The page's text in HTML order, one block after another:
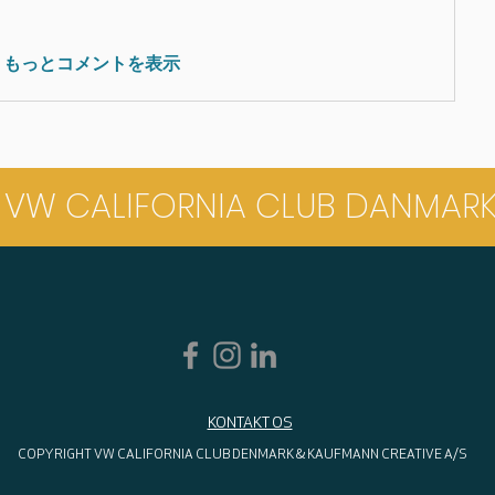
もっとコメントを表示
VW CALIFORNIA CLUB
KONTAKT OS
COPYRIGHT VW CALIFORNIA CLUB DENMARK & KAUFMANN CREATIVE A/S